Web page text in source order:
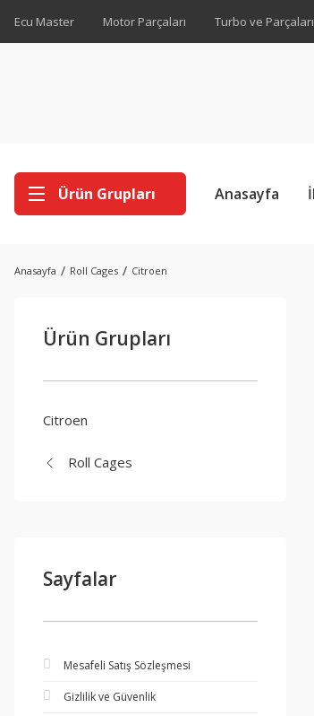
Ecu Master Motor Parçaları Turbo ve Parçaları
Ürün Grupları Anasayfa
Anasayfa Roll Cages Citroen
Ürün Grupları
Citroen
Roll Cages
Sayfalar
Mesafeli Satış Sözleşmesi
Gizlilik ve Güvenlik